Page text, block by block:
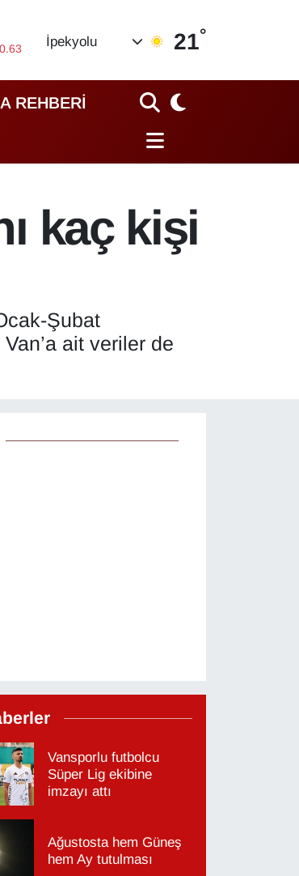
İpekyolu 21°
REHBERİ
kaç kişi
Şubat
Van’a ait veriler de
Vansporlu futbolcu
Süper Lig ekibine
imzayı attı
Ağustosta hem Güneş
hem Ay tutulması